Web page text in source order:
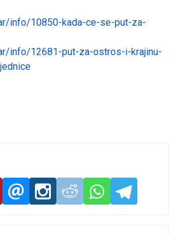
info/10850-kada-ce-se-put-za-
info/12681-put-za-ostros-i-krajinu-